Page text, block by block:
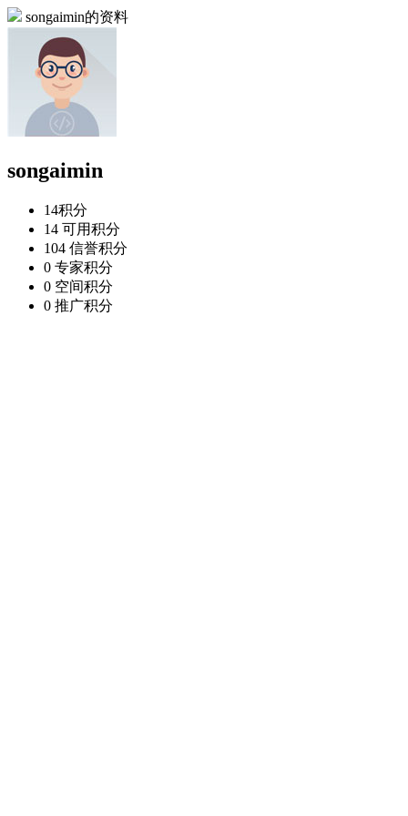
songaimin的资料
songaimin
14积分
14 可用积分
104 信誉积分
0 专家积分
0 空间积分
0 推广积分